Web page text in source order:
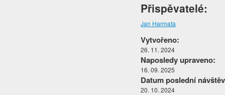
Přispěvatelé:
Jan Harmata
Vytvořeno:
26. 11. 2024
Naposledy upraveno:
16. 09. 2025
Datum poslední
20. 10. 2024